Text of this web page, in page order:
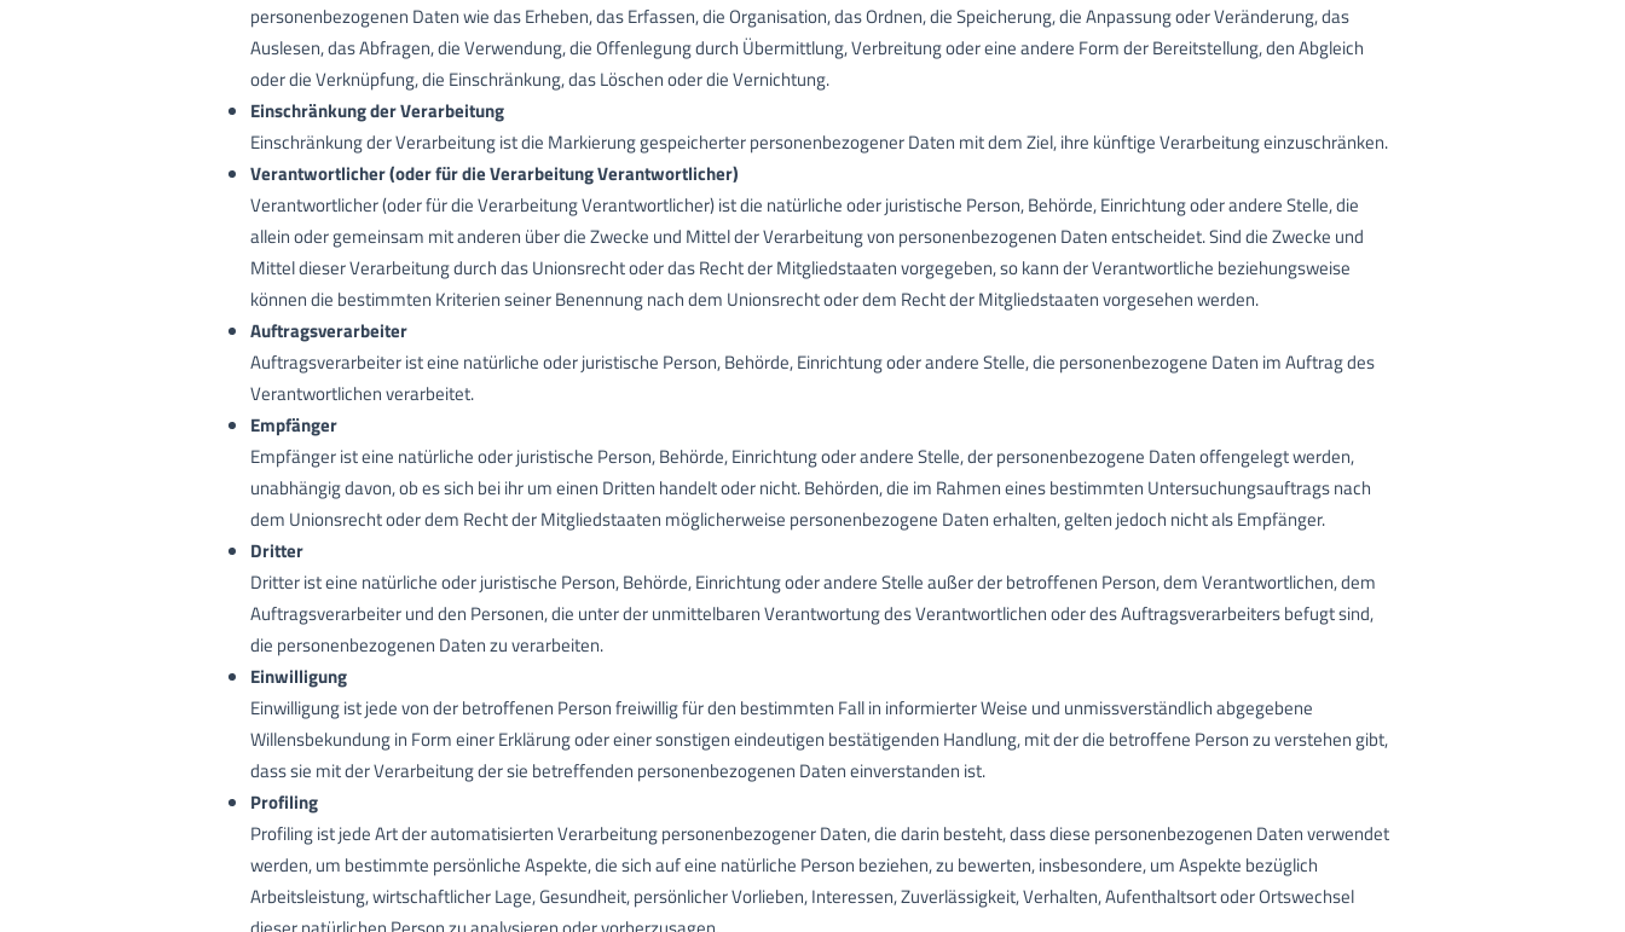
personenbezogenen Daten wie das Erheben, das Erfassen, die Organisation, das Ordnen, die Speicherung, die Anpassung oder Veränderung, das
Auslesen, das Abfragen, die Verwendung, die Offenlegung durch Übermittlung, Verbreitung oder eine andere Form der Bereitstellung, den Abgleich
oder die Verknüpfung, die Einschränkung, das Löschen oder die Vernichtung.
Einschränkung der Verarbeitung
Einschränkung der Verarbeitung ist die Markierung gespeicherter personenbezogener Daten mit dem Ziel, ihre künftige Verarbeitung einzuschränken.
Verantwortlicher (oder für die Verarbeitung Verantwortlicher)
Verantwortlicher (oder für die Verarbeitung Verantwortlicher) ist die natürliche oder juristische Person, Behörde, Einrichtung oder andere Stelle, die
allein oder gemeinsam mit anderen über die Zwecke und Mittel der Verarbeitung von personenbezogenen Daten entscheidet. Sind die Zwecke und
Mittel dieser Verarbeitung durch das Unionsrecht oder das Recht der Mitgliedstaaten vorgegeben, so kann der Verantwortliche beziehungsweise
können die bestimmten Kriterien seiner Benennung nach dem Unionsrecht oder dem Recht der Mitgliedstaaten vorgesehen werden.
Auftragsverarbeiter
Auftragsverarbeiter ist eine natürliche oder juristische Person, Behörde, Einrichtung oder andere Stelle, die personenbezogene Daten im Auftrag des
Verantwortlichen verarbeitet.
Empfänger
Empfänger ist eine natürliche oder juristische Person, Behörde, Einrichtung oder andere Stelle, der personenbezogene Daten offengelegt werden,
unabhängig davon, ob es sich bei ihr um einen Dritten handelt oder nicht. Behörden, die im Rahmen eines bestimmten Untersuchungsauftrags nach
dem Unionsrecht oder dem Recht der Mitgliedstaaten möglicherweise personenbezogene Daten erhalten, gelten jedoch nicht als Empfänger.
Dritter
Dritter ist eine natürliche oder juristische Person, Behörde, Einrichtung oder andere Stelle außer der betroffenen Person, dem Verantwortlichen, dem
Auftragsverarbeiter und den Personen, die unter der unmittelbaren Verantwortung des Verantwortlichen oder des Auftragsverarbeiters befugt sind,
die personenbezogenen Daten zu verarbeiten.
Einwilligung
Einwilligung ist jede von der betroffenen Person freiwillig für den bestimmten Fall in informierter Weise und unmissverständlich abgegebene
Willensbekundung in Form einer Erklärung oder einer sonstigen eindeutigen bestätigenden Handlung, mit der die betroffene Person zu verstehen gibt,
dass sie mit der Verarbeitung der sie betreffenden personenbezogenen Daten einverstanden ist.
Profiling
Profiling ist jede Art der automatisierten Verarbeitung personenbezogener Daten, die darin besteht, dass diese personenbezogenen Daten verwendet
werden, um bestimmte persönliche Aspekte, die sich auf eine natürliche Person beziehen, zu bewerten, insbesondere, um Aspekte bezüglich
Arbeitsleistung, wirtschaftlicher Lage, Gesundheit, persönlicher Vorlieben, Interessen, Zuverlässigkeit, Verhalten, Aufenthaltsort oder Ortswechsel